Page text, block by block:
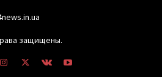
защищены.